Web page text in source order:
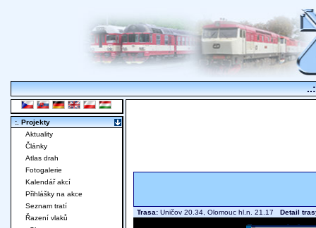
Trasa: Uničov 20.34, Olomouc hl.n. 21.17 Detail
:. Projekty
Aktuality
Články
Atlas drah
Fotogalerie
Kalendář akcí
Přihlášky na akce
Seznam tratí
Řazení vlaků